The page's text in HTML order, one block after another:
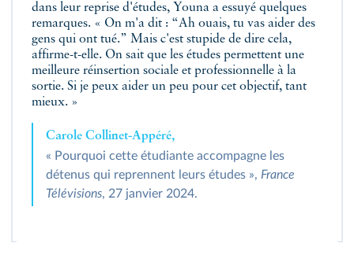
dans leur reprise d'études, Youna a essuyé quelques
remarques. « On m'a dit : “Ah ouais, tu vas aider des
gens qui ont tué.” Mais c'est stupide de dire cela,
affirme-t-elle. On sait que les études permettent une
meilleure réinsertion sociale et professionnelle à la
sortie. Si je peux aider un peu pour cet objectif, tant
mieux. »
Carole Collinet-Appéré,
« Pourquoi cette étudiante accompagne les
détenus qui reprennent leurs études », France
Télévisions, 27 janvier 2024.